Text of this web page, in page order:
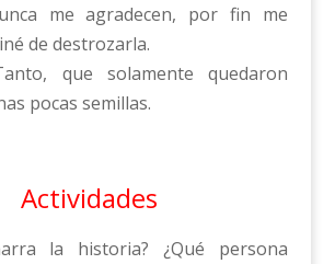
me agradecen, por fin me
de destrozarla.
que solamente quedaron
pocas semillas.
Actividades
la historia? ¿Qué persona